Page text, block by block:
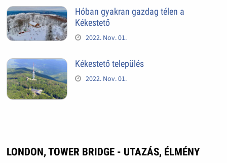
Hóban gyakran gazdag télen a
Kékestető
2022. Nov. 01.
Kékestető település
2022. Nov. 01.
LONDON, TOWER BRIDGE - UTAZÁS, ÉLMÉNY